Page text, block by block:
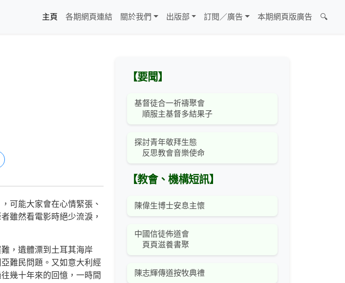
主頁
各期網頁連結 關於我們 出版部 訂閱／廣告 本期網頁版廣告 🔍
可能大家會在心情緊張、
雖然看電影時絕少流淚，
，遺體漂到土耳其海岸
難民問題。又如意大利經
幾十年來的回憶，一時間
【要聞】
基督徒合一祈禱聚會
順服主基督多結果子
探討青年敬拜生態
反思教會音樂使命
【教會、機構短訊】
陳偉生博士安息主懷
中國信徒佈道會
頁頁滋養書聚
陳志輝傳道按牧典禮